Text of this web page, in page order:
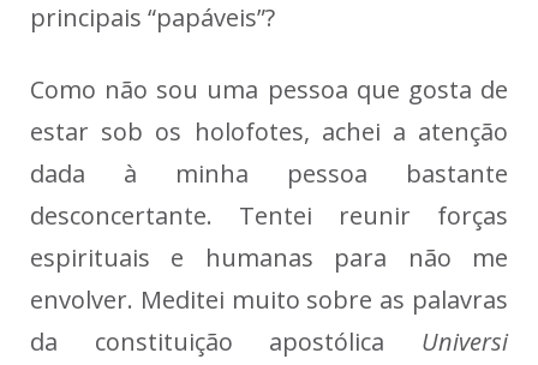
principais “papáveis”?
Como não sou uma pessoa que gosta de
estar sob os holofotes, achei a atenção
dada à minha pessoa bastante
desconcertante. Tentei reunir forças
espirituais e humanas para não me
envolver. Meditei muito sobre as palavras
da constituição apostólica Universi